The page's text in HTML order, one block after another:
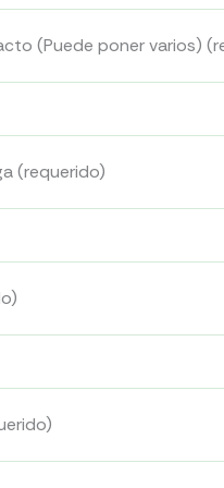
(Puede poner varios)
(requerido)